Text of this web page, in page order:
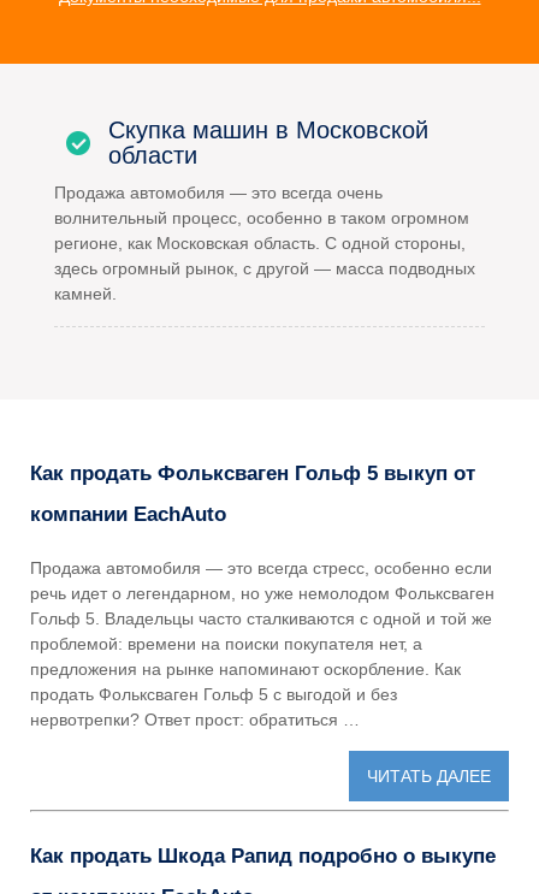
Скупка машин в Московской
области
Продажа автомобиля — это всегда очень
волнительный процесс, особенно в таком огромном
регионе, как Московская область. С одной стороны,
здесь огромный рынок, с другой — масса подводных
камней.
Как продать Фольксваген Гольф 5 выкуп от
компании EachAuto
Продажа автомобиля — это всегда стресс, особенно если
речь идет о легендарном, но уже немолодом Фольксваген
Гольф 5. Владельцы часто сталкиваются с одной и той же
проблемой: времени на поиски покупателя нет, а
предложения на рынке напоминают оскорбление. Как
продать Фольксваген Гольф 5 с выгодой и без
нервотрепки? Ответ прост: обратиться …
ЧИТАТЬ ДАЛЕЕ
Как продать Шкода Рапид подробно о выкупе